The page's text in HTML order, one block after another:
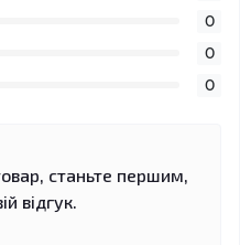
0
0
0
станьте першим,
відгук.